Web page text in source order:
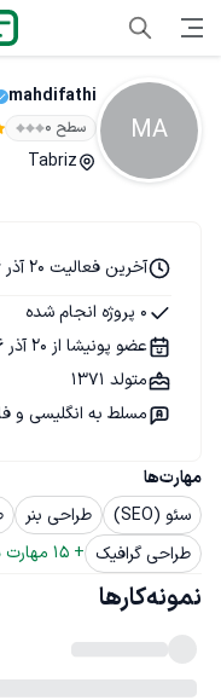
MA
mahdifathi
سطح ۰
Tabriz
مهارت‌ها
سئو (SEO)
طراحی بنر
طراحی گرافیک +
15 مهارت
آخرین فعالیت 20 آذر 1396
0 پروژه انجام شده
عضو پونیشا از 20 آذر 1396
متولد 1371
مسلط به انگلیسی و
نمونه‌کارها